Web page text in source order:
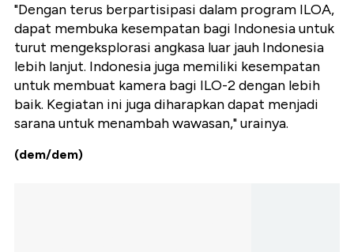
"Dengan terus berpartisipasi dalam program ILOA,
dapat membuka kesempatan bagi Indonesia untuk
turut mengeksplorasi angkasa luar jauh Indonesia
lebih lanjut. Indonesia juga memiliki kesempatan
untuk membuat kamera bagi ILO-2 dengan lebih
baik. Kegiatan ini juga diharapkan dapat menjadi
sarana untuk menambah wawasan," urainya.
(dem/dem)